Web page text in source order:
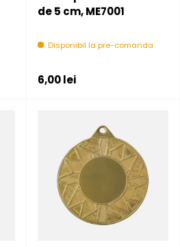
de 5 cm, ME7001
Disponibil la pre-comanda
Pret initial
6,00 lei